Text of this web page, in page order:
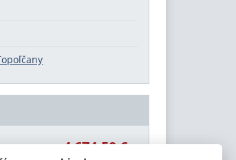
čiastka: 4 674,50 €